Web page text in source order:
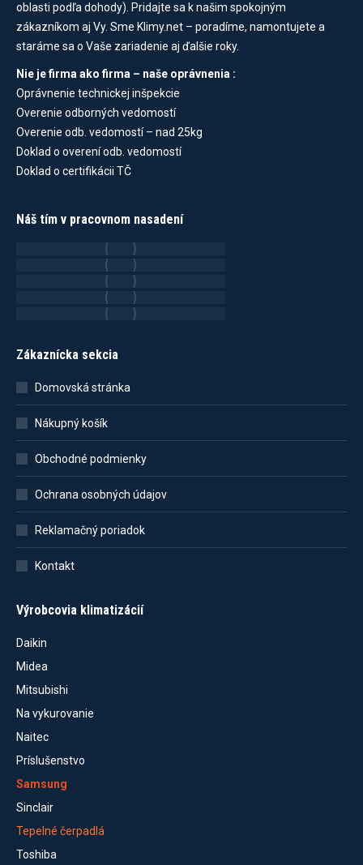
oblasti podľa dohody). Pridajte sa k našim spokojným
zákazníkom aj Vy. Sme Klimy.net – poradíme, namontujete a
staráme sa o Vaše zariadenie aj ďalšie roky.
Nie je firma ako firma – naše oprávnenia :
Oprávnenie technickej inšpekcie
Overenie odborných vedomostí
Overenie odb. vedomostí – nad 25kg
Doklad o overení odb. vedomostí
Doklad o certifikácii TČ
Náš tím v pracovnom nasadení
Zákaznícka sekcia
Domovská stránka
Nákupný košík
Obchodné podmienky
Ochrana osobných údajov
Reklamačný poriadok
Kontakt
Výrobcovia klimatizácií
Daikin
Midea
Mitsubishi
Na vykurovanie
Naitec
Príslušenstvo
Samsung
Sinclair
Tepelné čerpadlá
Toshiba